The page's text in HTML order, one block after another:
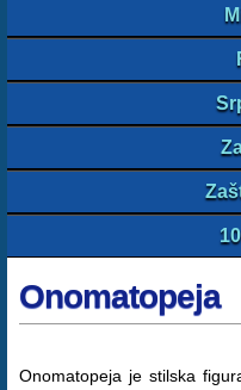
Onomatopeja
Onomatopeja je stilska